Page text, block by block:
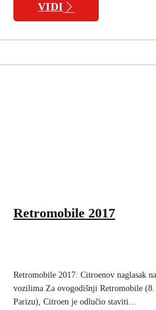
VIDI
Retromobile 2017
Retromobile 2017: Citroenov naglasak
vozilima Za ovogodišnji Retromobile
Parizu), Citroen je odlučio staviti…